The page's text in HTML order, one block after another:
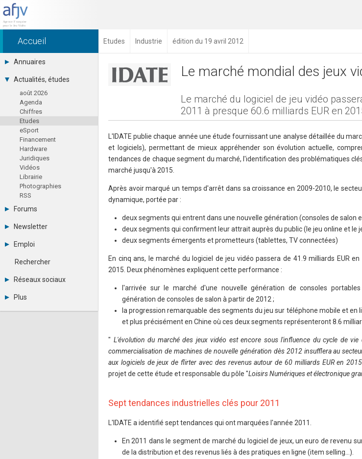
Accueil Etudes Industrie édition du 19 avril 2012
Annuaires
Toutes les sociétés (691)
Studios (418)
Editeurs (49)
Distributeurs (16)
Hard. / Accessoires (10)
Middlewares (15)
Prestataires (99)
Assoc. / Syndicats (21)
Formations / Ecoles (46)
Presse spécialisée (17)
Actualités, études
août 2026
Agenda
Chiffres
Etudes
eSport
Financement
Hardware
Juridiques
Vidéos
Librairie
Photographies
RSS
Forums
Tous les forums
Se connecter
Messages privés
Contacter un modérateur
Newsletter
Archives
Abonnement
Emploi
Consulter les annonces
Observatoire de l'emploi
Rechercher
Réseaux sociaux
LinkedIn
Plus
Annonceurs
Le marché mondial des jeux
Le marché du logiciel de jeu vidéo
2011 à presque 60.6 milliards EUR en
L'IDATE publie chaque année une étude fournissant une analyse détaillée du
et logiciels), permettant de mieux appréhender son évolution actuelle,
tendances de chaque segment du marché, l'identification des problématiques
marché jusqu'à 2015.
Après avoir marqué un temps d'arrêt dans sa croissance en 2009-2010, le
dynamique, portée par :
deux segments qui entrent dans une nouvelle génération (consoles de salon
deux segments qui confirment leur attrait auprès du public (le jeu online et le
deux segments émergents et prometteurs (tablettes, TV connectées)
En cinq ans, le marché du logiciel de jeu vidéo passera de 41.9 milliards EUR
2015. Deux phénomènes expliquent cette performance :
l'arrivée sur le marché d'une nouvelle génération de consoles
génération de consoles de salon à partir de 2012 ;
la progression remarquable des segments du jeu sur téléphone mobile et
et plus précisément en Chine où ces deux segments représenteront 8.6
" L'évolution du marché des jeux vidéo est encore sous l'influence du cycle de
commercialisation de machines de nouvelle génération dès 2012 insufflera au
aux logiciels de jeux de flirter avec des revenus autour de 60 milliards EUR en
projet de cette étude et responsable du pôle "Loisirs Numériques et électronique
Sept tendances industrielles clés pour 2011
L'IDATE a identifié sept tendances qui ont marquées l'année 2011.
En 2011 dans le segment de marché du logiciel de jeux, un euro de revenu
de la distribution et des revenus liés à des pratiques en ligne (item selling…).